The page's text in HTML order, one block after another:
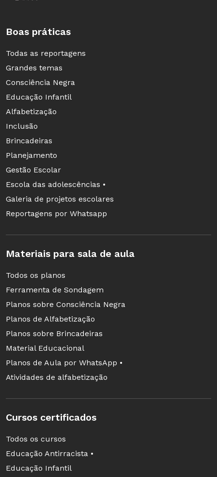
Boas práticas
Todas as reportagens
Grandes temas
Consciência Negra
Educação Infantil
Alfabetização
Inclusão
Brincadeiras
Planejamento
Gestão Escolar
Escola das adolescências •
Galeria de projetos escolares
Reportagens por Whatsapp
Materiais para sala de aula
Todos os planos
Ferramenta de Sondagem
Planos sobre Consciência Negra
Planos de Alfabetização
Planos sobre Brincadeiras
Material Educacional
Planos de Aula por WhatsApp •
Atividades de alfabetização
Cursos certificados
Todos os cursos
Educação Antirracista •
Educação Infantil